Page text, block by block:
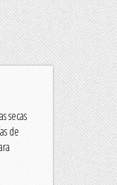
secas
de